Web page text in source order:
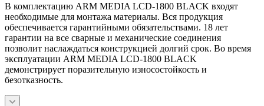
В комплектацию ARM MEDIA LCD-1800 BLACK входят
необходимые для монтажа материалы. Вся продукция
обеспечивается гарантийными обязательствами. 18 лет
гарантии на все сварные и механические соединения
позволит наслаждаться конструкцией долгий срок. Во время
эксплуатации ARM MEDIA LCD-1800 BLACK
демонстрирует поразительную износостойкость и
безотказность.